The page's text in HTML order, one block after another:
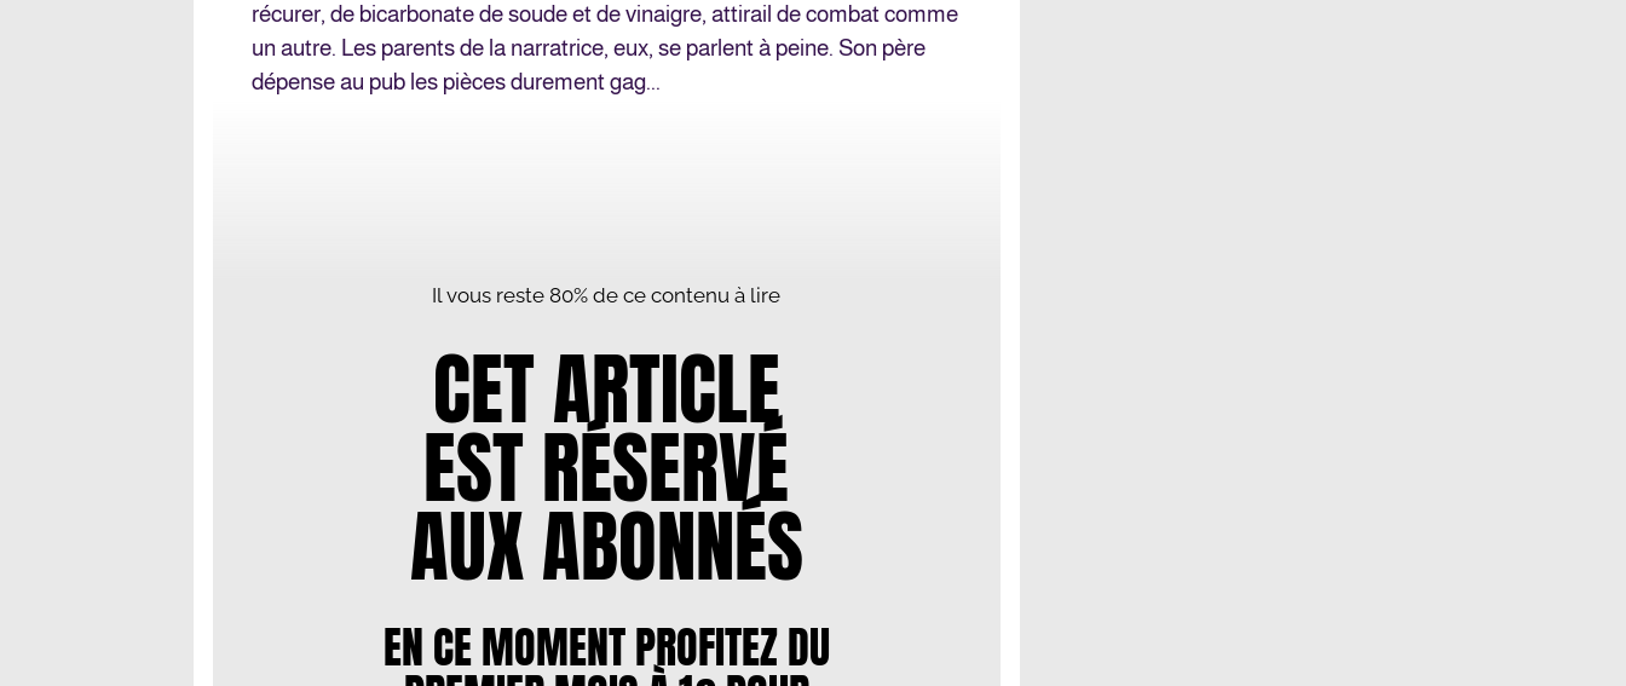
récurer, de bicarbonate de soude et de vinaigre, attirail de combat comme
un autre. Les parents de la narratrice, eux, se parlent à peine. Son père
dépense au pub les pièces durement gag...
Il vous reste 80% de ce contenu à lire
CET ARTICLE
EST RÉSERVÉ
AUX ABONNÉS
EN CE MOMENT PROFITEZ DU